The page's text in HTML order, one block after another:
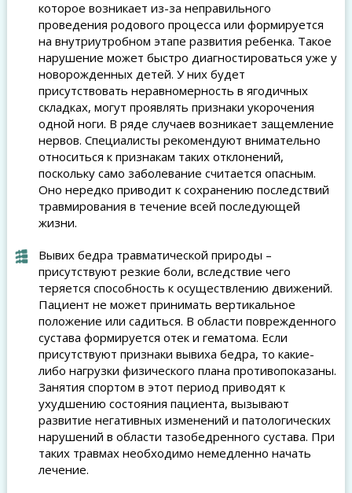
которое возникает из-за неправильного
проведения родового процесса или формируется
на внутриутробном этапе развития ребенка. Такое
нарушение может быстро диагностироваться уже у
новорожденных детей. У них будет
присутствовать неравномерность в ягодичных
складках, могут проявлять признаки укорочения
одной ноги. В ряде случаев возникает защемление
нервов. Специалисты рекомендуют внимательно
относиться к признакам таких отклонений,
поскольку само заболевание считается опасным.
Оно нередко приводит к сохранению последствий
травмирования в течение всей последующей
жизни.
Вывих бедра травматической природы –
присутствуют резкие боли, вследствие чего
теряется способность к осуществлению движений.
Пациент не может принимать вертикальное
положение или садиться. В области поврежденного
сустава формируется отек и гематома. Если
присутствуют признаки вывиха бедра, то какие-
либо нагрузки физического плана противопоказаны.
Занятия спортом в этот период приводят к
ухудшению состояния пациента, вызывают
развитие негативных изменений и патологических
нарушений в области тазобедренного сустава. При
таких травмах необходимо немедленно начать
лечение.